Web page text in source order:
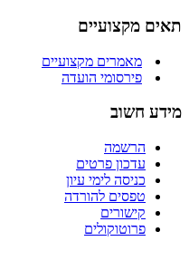
תאים מקצועיים
מאמרים מקצועיים
פירסומי הועדה
מידע חשוב
הרשמה
עדכון פרטים
כניסה לימי עיון
טפסים להורדה
קישורים
פרוטוקולים